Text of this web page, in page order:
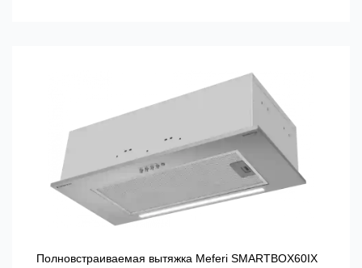
Полновстраиваемая вытяжка Meferi SMARTBOX60IX